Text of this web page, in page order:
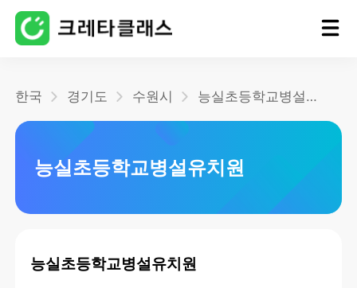
한국 경기도 수원시 능실초등학교병설유치원
능실초등학교병설유치원
능실초등학교병설유치원